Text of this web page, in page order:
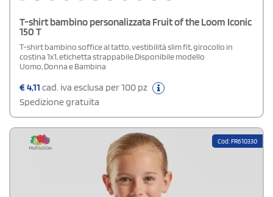
T-shirt bambino personalizzata Fruit of the Loom Iconic
150 T
T-shirt bambino soffice al tatto, vestibilità slim fit, girocollo in
costina 1x1, etichetta strappabile.Disponibile modello
Uomo, Donna e Bambina
€4,11 cad. iva esclusa per 100 pz
Spedizione gratuita
Cod: FR610330